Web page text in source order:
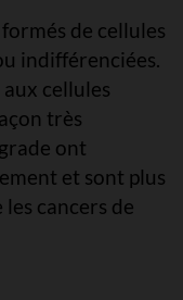
de cellules
indifférenciées.
cellules
très
ont
et sont plus
cancers de